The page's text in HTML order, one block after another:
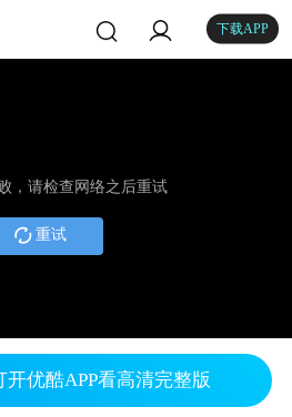
下载APP
，请检查网络之后重试
重试
优酷APP看高清完整版